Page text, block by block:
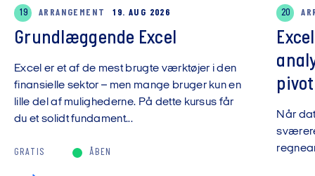
19 ARRANGEMENT 19. AUG 2026
Grundlæggende Excel
Excel er et af de mest brugte værktøjer i den
finansielle sektor – men mange bruger kun en
lille del af mulighederne. På dette kursus får
du et solidt fundament...
GRATIS ÅBEN
20
Når